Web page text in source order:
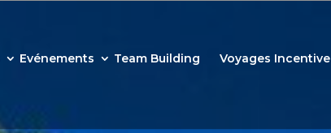
Evénements Team Building Voyages Incentive